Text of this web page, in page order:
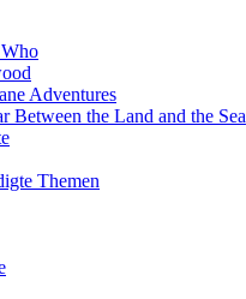
Adventures
Between the Land and the Sea
Themen